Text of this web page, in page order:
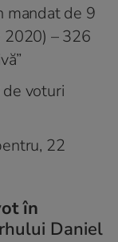
mandat de 9
2020) – 326
voturi
22
în
Daniel